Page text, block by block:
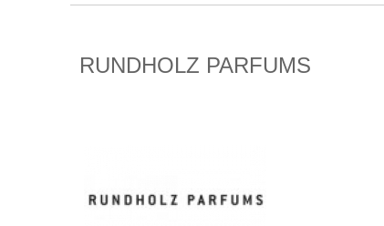
RUNDHOLZ PARFUMS